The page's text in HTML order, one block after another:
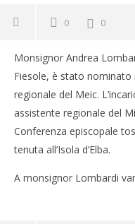
0 0
Monsignor Andrea
Fiesole, è stato
regionale del Meic.
assistente regionale del
Conferenza episcopale
tenuta all’Isola d’Elba.
A monsignor Lombardi